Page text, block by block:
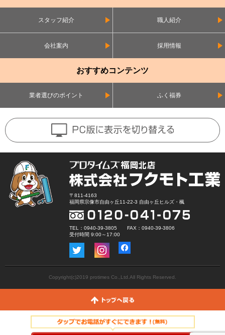
スタッフ紹介 職人紹介
会社案内 採用情報
おすすめコンテンツ
業者選びのポイント ふく福券
〒811-4163
福岡県宗像市自由ヶ丘11-22-3 自由ヶ丘ヒルズ・楓
TEL：0940-39-3805 FAX：0940-39-3806
受付時間 9:00～17:00
Copyright(c)2019 protimes Co.,Ltd.All Rights Reserved.